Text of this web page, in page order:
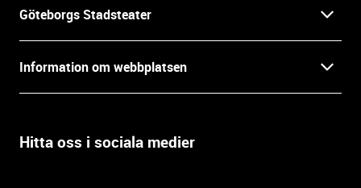
Göteborgs Stadsteater
Press
Öppettider
Information om webbplatsen
Villkor och integritet
Hitta oss i sociala medier